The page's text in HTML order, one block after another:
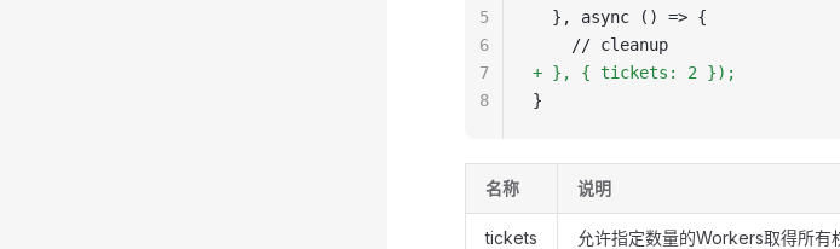
  }, async () => {
    // cleanup
+ }, { tickets: 2 });
}
5
6
7
8
名称 说明
tickets 允许指定数量的Workers取得所有